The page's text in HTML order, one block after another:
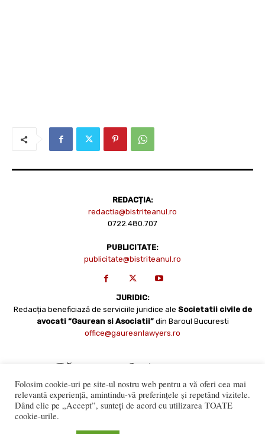
REDACȚIA:
redactia@bistriteanul.ro
0722.480.707
PUBLICITATE:
publicitate@bistriteanul.ro
JURIDIC:
Redacția beneficiază de serviciile juridice ale Societatii civile de
avocati “Gaurean si Asociatii” din Baroul Bucuresti
office@gaureanlawyers.ro
Folosim cookie-uri pe site-ul nostru web pentru a vă oferi cea mai
relevantă experiență, amintindu-vă preferințele și repetând vizitele.
Dând clic pe „Accept”, sunteți de acord cu utilizarea TOATE
cookie-urile.